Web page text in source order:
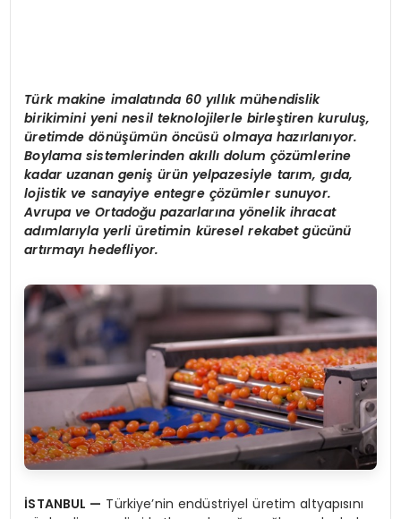
Türk makine imalatında 60 yıllık mühendislik
birikimini yeni nesil teknolojilerle birleştiren kuruluş,
üretimde dönüşümün öncüsü olmaya hazırlanıyor.
Boylama sistemlerinden akıllı dolum çözümlerine
kadar uzanan geniş ürün yelpazesiyle tarım, gıda,
lojistik ve sanayiye entegre çözümler sunuyor.
Avrupa ve Ortadoğu pazarlarına yönelik ihracat
adımlarıyla yerli üretimin küresel rekabet gücünü
artırmayı hedefliyor.
İSTANBUL — Türkiye’nin endüstriyel üretim altyapısını